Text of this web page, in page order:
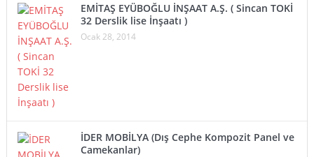
EMİTAŞ EYÜBOĞLU İNŞAAT A.Ş. ( Sincan TOKİ
32 Derslik lise İnşaatı )
Ocak 28, 2014
İDER MOBİLYA (Dış Cephe Kompozit Panel ve
Camekanlar)